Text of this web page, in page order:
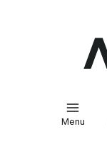
Menu